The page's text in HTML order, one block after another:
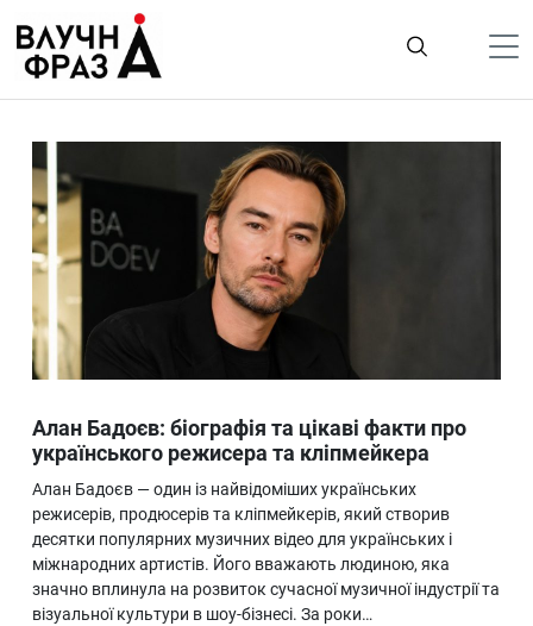
содержимому
Гроші
Життя
Лайфстайл
ТехноНаука
Людина
Ukraine
Про нас
Алан Бадоєв: біографія та цікаві факти про
українського режисера та кліпмейкера
Алан Бадоєв — один із найвідоміших українських
режисерів, продюсерів та кліпмейкерів, який створив
десятки популярних музичних відео для українських і
міжнародних артистів. Його вважають людиною, яка
значно вплинула на розвиток сучасної музичної індустрії та
візуальної культури в шоу-бізнесі. За роки…